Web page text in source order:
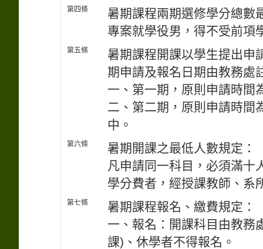
第四條
暑期課程兩期選修學分總數
專案就學役男，得不受前項
第五條
暑期課程開課以學生提出申
期申請及報名日期由教務處
一、第一期，原則申請時間
二、第二期，原則申請時間
中。
第六條
暑期開課之最低人數規定：
凡申請同一科目，必須滿十
學分費者，經授課教師、系
第七條
暑期課程報名、繳費規定：
一、報名：開課科目由教務
課)、休學者不得報名。